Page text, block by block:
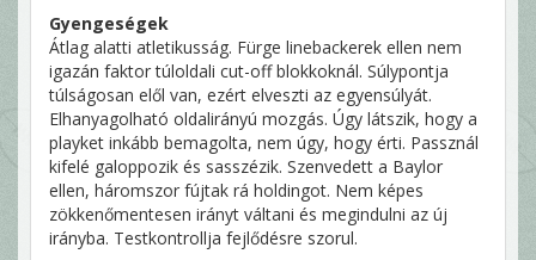
Gyengeségek
Átlag alatti atletikusság. Fürge linebackerek ellen nem
igazán faktor túloldali cut-off blokkoknál. Súlypontja
túlságosan elől van, ezért elveszti az egyensúlyát.
Elhanyagolható oldalirányú mozgás. Úgy látszik, hogy a
playket inkább bemagolta, nem úgy, hogy érti. Passznál
kifelé galoppozik és sasszézik. Szenvedett a Baylor
ellen, háromszor fújtak rá holdingot. Nem képes
zökkenőmentesen irányt váltani és megindulni az új
irányba. Testkontrollja fejlődésre szorul.